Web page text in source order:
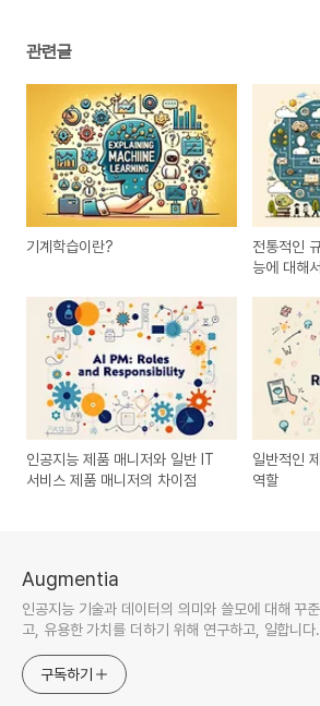
관련글
기계학습이란?
전통적인
능에 대해서
인공지능 제품 매니저와 일반 IT
서비스 제품 매니저의 차이점
일반적인
역할
Augmentia
인공지능 기술과 데이터의 의미와 쓸모에 대해 꾸
고, 유용한 가치를 더하기 위해 연구하고, 일합니다.
구독하기